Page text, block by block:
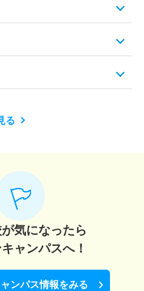
る
気になったら
ャンパスへ！
ンパス情報をみる